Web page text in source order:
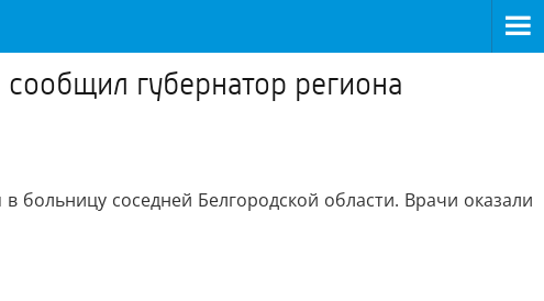
губернатор региона
соседней Белгородской области. Врачи оказали